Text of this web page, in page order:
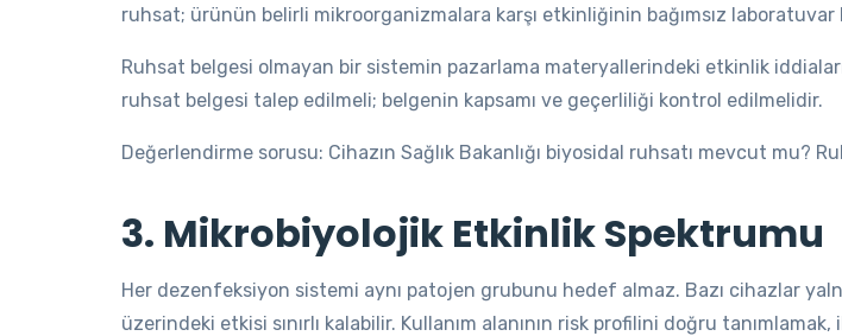
ruhsat; ürünün belirli mikroorganizmalara karşı etkinliğinin bağımsız
Ruhsat belgesi olmayan bir sistemin pazarlama materyallerindeki etkinlik
ruhsat belgesi talep edilmeli; belgenin kapsamı ve geçerliliği kontrol edilmelidir.
Değerlendirme sorusu: Cihazın Sağlık Bakanlığı biyosidal ruhsatı mevcut mu?
3. Mikrobiyolojik Etkinlik Spektrumu
Her dezenfeksiyon sistemi aynı patojen grubunu hedef almaz. Bazı cihazlar
üzerindeki etkisi sınırlı kalabilir. Kullanım alanının risk profilini doğru